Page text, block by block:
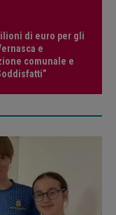
di euro per gli
e
comunale e